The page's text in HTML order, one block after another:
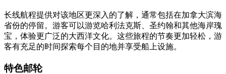
长线航程提供对该地区更深入的了解，通常包括在加拿大滨海
省份的停留。游客可以游览哈利法克斯、圣约翰和其他海岸瑰
宝，体验更广泛的大西洋文化。这些旅程的节奏更加轻松，游
客有充足的时间探索每个目的地并享受船上设施。
特色邮轮